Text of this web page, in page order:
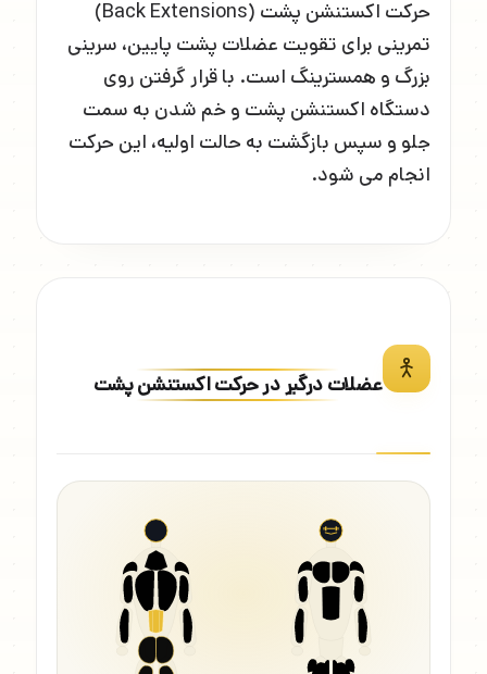
حرکت اکستنشن پشت (Back Extensions)
تمرینی برای تقویت عضلات پشت پایین، سرینی
بزرگ و همسترینگ است. با قرار گرفتن روی
دستگاه اکستنشن پشت و خم شدن به سمت
جلو و سپس بازگشت به حالت اولیه، این حرکت
انجام می شود.
عضلات درگیر در حرکت اکستنشن پشت